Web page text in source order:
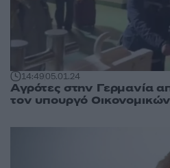
14:4905.01.24
Αγρότες στην Γερμανία
τον υπουργό